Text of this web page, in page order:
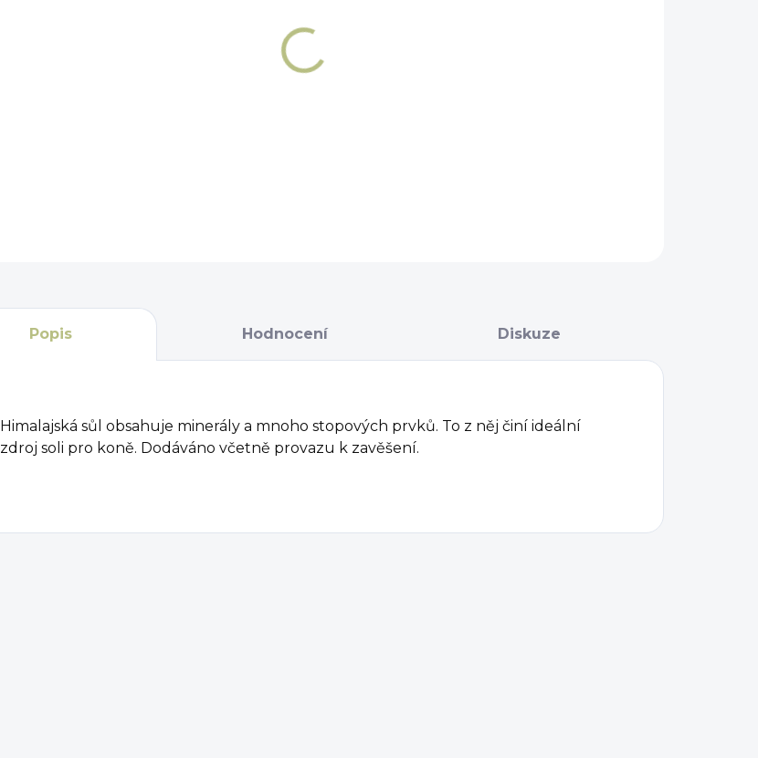
Popis Hodnocení Diskuze
Himalajská sůl obsahuje minerály a mnoho stopových prvků. To z něj činí ideální
zdroj soli pro koně. Dodáváno včetně provazu k zavěšení.